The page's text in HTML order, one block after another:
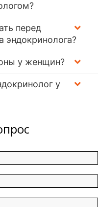
перед
эндокринолога?
у женщин?
у